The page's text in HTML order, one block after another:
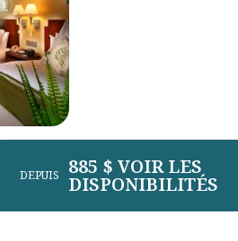
DEPUIS 885 $ VOIR LES
DISPONIBILITÉS